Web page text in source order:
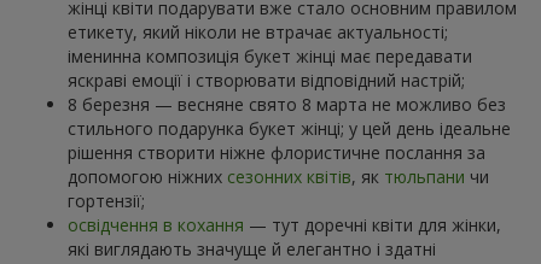
жінці квіти подарувати вже стало основним правилом
етикету, який ніколи не втрачає актуальності;
іменинна композиція букет жінці має передавати
яскраві емоції і створювати відповідний настрій;
8 березня — весняне свято 8 марта не можливо без
стильного подарунка букет жінці; у цей день ідеальне
рішення створити ніжне флористичне послання за
допомогою ніжних сезонних квітів, як тюльпани чи
гортензії;
освідчення в кохання — тут доречні квіти для жінки,
які виглядають значуще й елегантно і здатні